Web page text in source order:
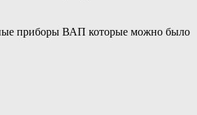
приборы ВАП которые можно было